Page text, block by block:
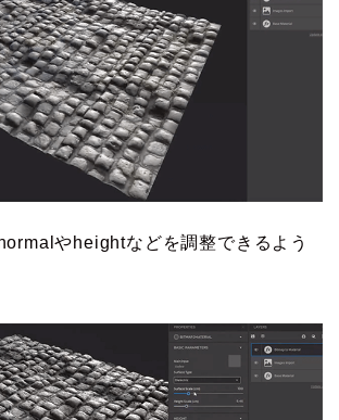
やheightなどを調整できるよう